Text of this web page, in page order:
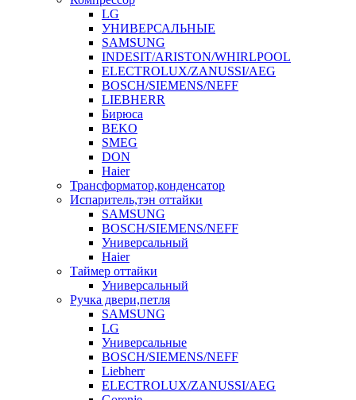
LG
УНИВЕРСАЛЬНЫЕ
SAMSUNG
INDESIT/ARISTON/WHIRLPOOL
ELECTROLUX/ZANUSSI/AEG
BOSCH/SIEMENS/NEFF
LIEBHERR
Бирюса
BEKO
SMEG
DON
Haier
Трансформатор,конденсатор
Испаритель,тэн оттайки
SAMSUNG
BOSCH/SIEMENS/NEFF
Универсальный
Haier
Таймер оттайки
Универсальный
Ручка двери,петля
SAMSUNG
LG
Универсальные
BOSCH/SIEMENS/NEFF
Liebherr
ELECTROLUX/ZANUSSI/AEG